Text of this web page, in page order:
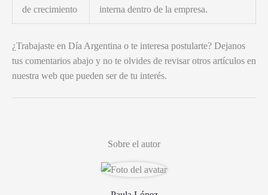
de crecimiento
interna dentro de la empresa.
¿Trabajaste en Día Argentina o te interesa postularte? Dejanos
tus comentarios abajo y no te olvides de revisar otros artículos en
nuestra web que pueden ser de tu interés.
Sobre el autor